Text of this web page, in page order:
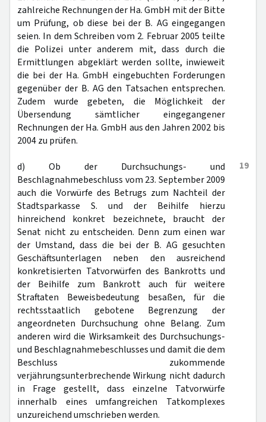
zahlreiche Rechnungen der Ha. GmbH mit der Bitte
um Prüfung, ob diese bei der B. AG eingegangen
seien. In dem Schreiben vom 2. Februar 2005 teilte
die Polizei unter anderem mit, dass durch die
Ermittlungen abgeklärt werden sollte, inwieweit
die bei der Ha. GmbH eingebuchten Forderungen
gegenüber der B. AG den Tatsachen entsprechen.
Zudem wurde gebeten, die Möglichkeit der
Übersendung sämtlicher eingegangener
Rechnungen der Ha. GmbH aus den Jahren 2002 bis
2004 zu prüfen.
19
d) Ob der Durchsuchungs- und
Beschlagnahmebeschluss vom 23. September 2009
auch die Vorwürfe des Betrugs zum Nachteil der
Stadtsparkasse S. und der Beihilfe hierzu
hinreichend konkret bezeichnete, braucht der
Senat nicht zu entscheiden. Denn zum einen war
der Umstand, dass die bei der B. AG gesuchten
Geschäftsunterlagen neben den ausreichend
konkretisierten Tatvorwürfen des Bankrotts und
der Beihilfe zum Bankrott auch für weitere
Straftaten Beweisbedeutung besaßen, für die
rechtsstaatlich gebotene Begrenzung der
angeordneten Durchsuchung ohne Belang. Zum
anderen wird die Wirksamkeit des Durchsuchungs-
und Beschlagnahmebeschlusses und damit die dem
Beschluss zukommende
verjährungsunterbrechende Wirkung nicht dadurch
in Frage gestellt, dass einzelne Tatvorwürfe
innerhalb eines umfangreichen Tatkomplexes
unzureichend umschrieben werden.